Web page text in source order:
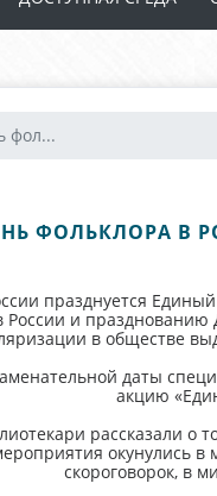
фол...
ФОЛЬКЛОРА В
празднуется
России и
в обществе
даты
акцию
рассказали о
окунулись в
скороговорок, в